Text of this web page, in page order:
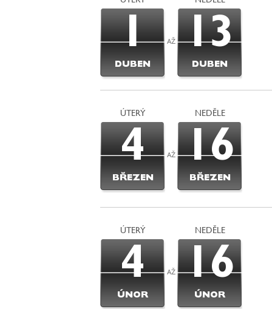
1
DUBEN
AŽ 13
DUBEN
ÚTERÝ
4
BŘEZEN
AŽ
NEDĚLE
16
BŘEZEN
ÚTERÝ
4
ÚNOR
AŽ
NEDĚLE
16
ÚNOR